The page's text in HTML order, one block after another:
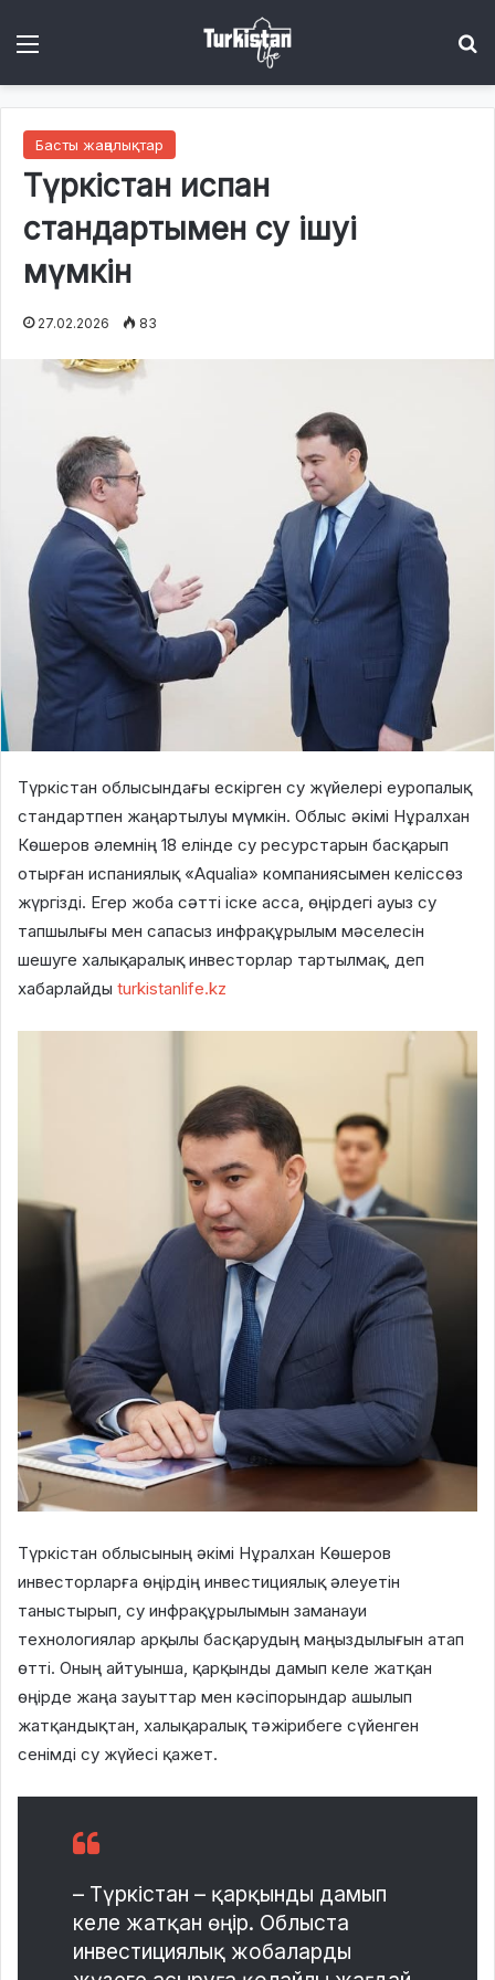
Басты жаңалықтар
Түркістан испан
стандартымен су ішуі
мүмкін
27.02.2026 83
Түркістан облысындағы ескірген су жүйелері еуропалық
стандартпен жаңартылуы мүмкін. Облыс әкімі Нұралхан
Көшеров әлемнің 18 елінде су ресурстарын басқарып
отырған испаниялық «Aqualia» компаниясымен келіссөз
жүргізді. Егер жоба сәтті іске асса, өңірдегі ауыз су
тапшылығы мен сапасыз инфрақұрылым мәселесін
шешуге халықаралық инвесторлар тартылмақ, деп
хабарлайды turkistanlife.kz
Түркістан облысының әкімі Нұралхан Көшеров
инвесторларға өңірдің инвестициялық әлеуетін
таныстырып, су инфрақұрылымын заманауи
технологиялар арқылы басқарудың маңыздылығын атап
өтті. Оның айтуынша, қарқынды дамып келе жатқан
өңірде жаңа зауыттар мен кәсіпорындар ашылып
жатқандықтан, халықаралық тәжірибеге сүйенген
сенімді су жүйесі қажет.
– Түркістан – қарқынды дамып
келе жатқан өңір. Облыста
инвестициялық жобаларды